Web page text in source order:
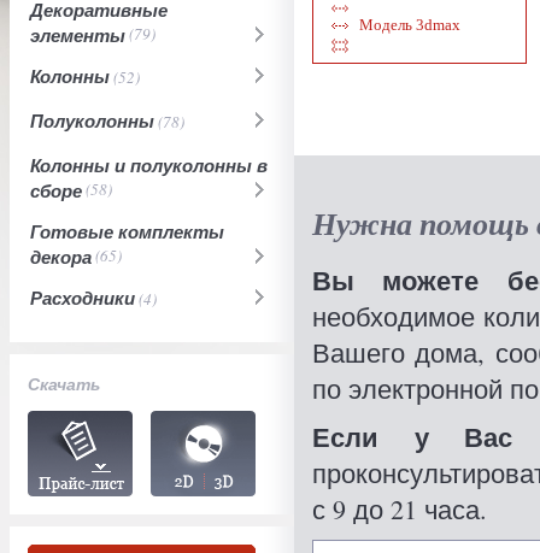
Декоративные
элементы(79)
Колонны(52)
Полуколонны(78)
Колонны и полуколонны в
сборе(58)
Готовые комплекты
декора(65)
Расходники(4)
Скачать
Модель 3dmax
Нужна помощь
Вы можете
необходимое
Вашего дома,
по электронной
Если у Вас
с 9 до 21 часа.